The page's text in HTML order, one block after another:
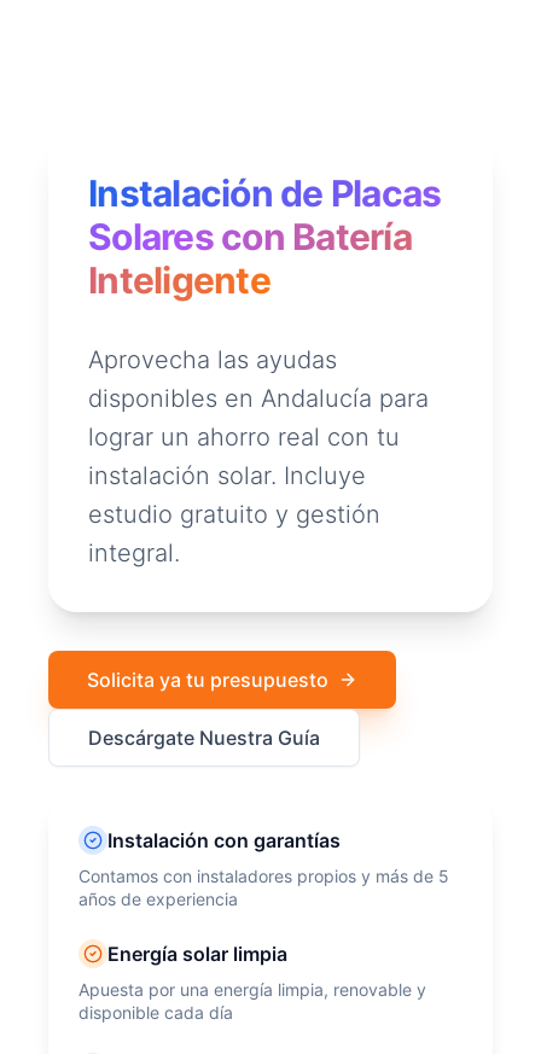
Instalación de Placas
Solares con Batería
Inteligente
Aprovecha las ayudas
disponibles en Andalucía para
lograr un ahorro real con tu
instalación solar. Incluye
estudio gratuito y gestión
integral.
Solicita ya tu presupuesto
Descárgate Nuestra Guía
Instalación con garantías
Contamos con instaladores propios y más de 5
años de experiencia
Energía solar limpia
Apuesta por una energía limpia, renovable y
disponible cada día